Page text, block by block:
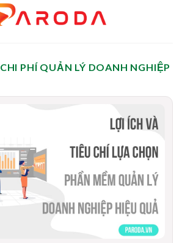
CHI PHÍ QUẢN LÝ DOANH NGHIỆP